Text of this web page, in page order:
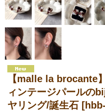
【malle la brocante
ィンテージパールの
ヤリング/誕生石